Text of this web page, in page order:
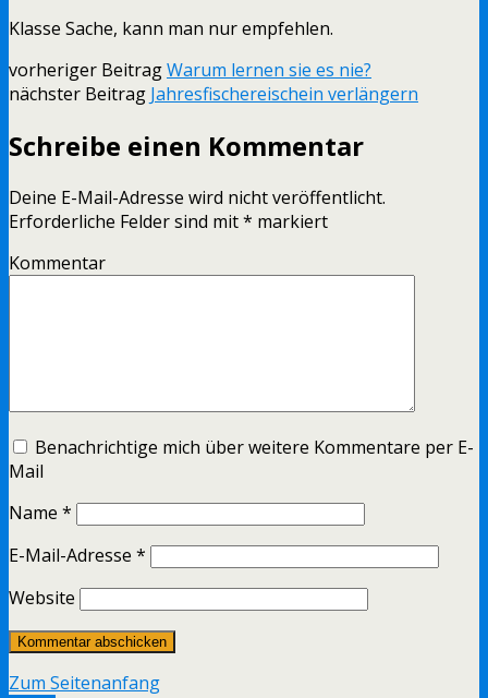
Klasse Sache, kann man nur empfehlen.
vorheriger BeitragWarum lernen sie es nie?
nächster Beitrag Jahresfischereischein verlängern
Schreibe einen Kommentar
Deine E-Mail-Adresse wird nicht veröffentlicht.
Erforderliche Felder sind mit* markiert
Kommentar
Benachrichtige mich über weitere Kommentare per E-
Mail
Name *
E-Mail-Adresse *
Website
Zum Seitenanfang